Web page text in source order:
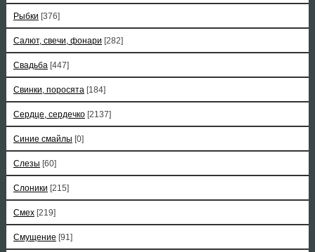
Рыбки [376]
Салют, свечи, фонари [282]
Свадьба [447]
Свинки, поросята [184]
Сердце, сердечко [2137]
Синие смайлы [0]
Слезы [60]
Слоники [215]
Смех [219]
Смущение [91]